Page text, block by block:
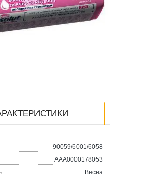
90059/6001/6058
AAA0000178053
Весна